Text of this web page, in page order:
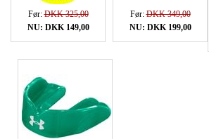
Før:DKK 325,00
NU: DKK 149,00
Før:DKK 349,00
NU: DKK 199,00